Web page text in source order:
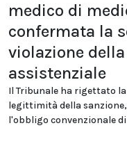
medico di
confermata la
violazione
assistenziale
Il Tribunale ha rigettato
legittimità della
l'obbligo convenzionale